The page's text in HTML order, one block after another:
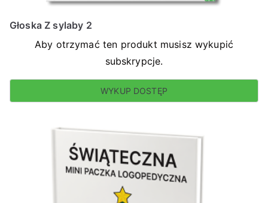
Głoska Z sylaby 2
Aby otrzymać ten produkt musisz wykupić
subskrypcje.
WYKUP DOSTĘP